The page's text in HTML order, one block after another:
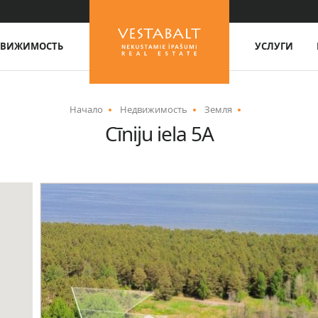
УСЛУГИ
Начало Недвижимость Земля
Cīniju iela 5A